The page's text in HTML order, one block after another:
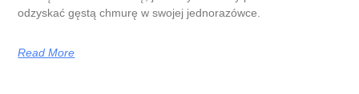
odzyskać gęstą chmurę w swojej jednorazówce.
Read More